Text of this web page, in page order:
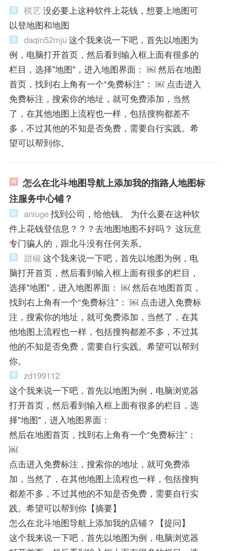
棋艺没必要上这种软件上花钱，想要上地图可
以登地图和地图
daqin52mju 这个我来说一下吧，首先以地图为
例，电脑打开首页，然后看到输入框上面有很多的
栏目，选择"地图"，进入地图界面： ￼ 然后在地图
首页，找到右上角有一个“免费标注”： ￼ 点击进入
免费标注，搜索你的地址，就可免费添加，当然
了，在其他地图上流程也一样，包括搜狗都差不
多，不过其他的不知是否免费，需要自行实践。希
望可以帮到你。
怎么在北斗地图导航上添加我的指路人地图标
注服务中心铺？
aniuge找到公司，给他钱。 为什么要在这种软
件上花钱登信息？？？去地图地图不好吗？ 这玩意
专门骗人的，跟北斗没有任何关系。
甜椒 这个我来说一下吧，首先以地图为例，电
脑打开首页，然后看到输入框上面有很多的栏目，
选择"地图"，进入地图界面： ￼ 然后在地图首页，
找到右上角有一个“免费标注”： ￼ 点击进入免费标
注，搜索你的地址，就可免费添加，当然了，在其
他地图上流程也一样，包括搜狗都差不多，不过其
他的不知是否免费，需要自行实践。希望可以帮到
你。
zd199112
这个我来说一下吧，首先以地图为例，电脑浏览器
打开首页，然后看到输入框上面有很多的栏目，选
择"地图"，进入地图界面：
然后在地图首页，找到右上角有一个“免费标注”：
￼
点击进入免费标注，搜索你的地址，就可免费添
加，当然了，在其他地图上流程也一样，包括搜狗
都差不多，不过其他的不知是否免费，需要自行实
践。希望可以帮到你【摘要】
怎么在北斗地图导航上添加我的店铺？【提问】
这个我来说一下吧，首先以地图为例，电脑浏览器